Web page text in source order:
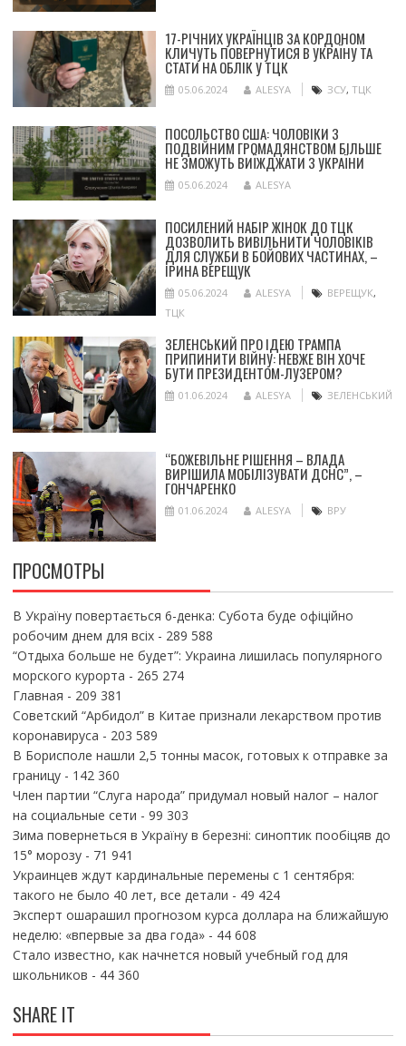
17-РІЧНИХ УКРАЇНЦІВ ЗА КОРДОНОМ
КЛИЧУТЬ ПОВЕРНУТИСЯ В УКРАЇНУ ТА
СТАТИ НА ОБЛІК У ТЦК
05.06.2024 ALESYA ЗСУ, ТЦК
ПОСОЛЬСТВО США: ЧОЛОВІКИ З
ПОДВІЙНИМ ГРОМАДЯНСТВОМ БІЛЬШЕ
НЕ ЗМОЖУТЬ ВИЇЖДЖАТИ З УКРАЇНИ
05.06.2024 ALESYA
ПОСИЛЕНИЙ НАБІР ЖІНОК ДО ТЦК
ДОЗВОЛИТЬ ВИВІЛЬНИТИ ЧОЛОВІКІВ
ДЛЯ СЛУЖБИ В БОЙОВИХ ЧАСТИНАХ, –
ІРИНА ВЕРЕЩУК
05.06.2024 ALESYA ВЕРЕЩУК,
ТЦК
ЗЕЛЕНСЬКИЙ ПРО ІДЕЮ ТРАМПА
ПРИПИНИТИ ВІЙНУ: НЕВЖЕ ВІН ХОЧЕ
БУТИ ПРЕЗИДЕНТОМ-ЛУЗЕРОМ?
01.06.2024 ALESYA ЗЕЛЕНСЬКИЙ
“БОЖЕВІЛЬНЕ РІШЕННЯ – ВЛАДА
ВИРІШИЛА МОБІЛІЗУВАТИ ДСНС”, –
ГОНЧАРЕНКО
01.06.2024 ALESYA ВРУ
ПРОСМОТРЫ
В Україну повертається 6-денка: Субота буде офіційно
робочим днем для всіх- 289 588
“Отдыха больше не будет”: Украина лишилась популярного
морского курорта - 265 274
Главная - 209 381
Советский “Арбидол” в Китае признали лекарством против
коронавируса - 203 589
В Борисполе нашли 2,5 тонны масок, готовых к отправке за
границу- 142 360
Член партии “Слуга народа” придумал новый налог – налог
на социальные сети - 99 303
Зима повернеться в Україну в березні: синоптик пообіцяв до
15° морозу- 71 941
Украинцев ждут кардинальные перемены с 1 сентября:
такого не было 40 лет, все детали - 49 424
Эксперт ошарашил прогнозом курса доллара на ближайшую
неделю: «впервые за два года»- 44 608
Стало известно, как начнется новый учебный год для
школьников - 44 360
SHARE IT